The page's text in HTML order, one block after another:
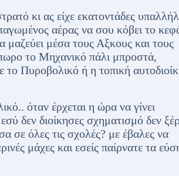
κι ας είχε εκατοντάδες
αέρας να σου κόβει το
μέσα τους Αξκους και τους
το Μηχανικό πάλι μπροστά,
Πυροβολικό ή η τοπική
όταν έρχεται η ώρα να γίνει
δεν διοίκησες σχηματισμό δεν
σε όλες τις σχολές? με έβαλες να
μάχες και εσείς παίρνατε τα